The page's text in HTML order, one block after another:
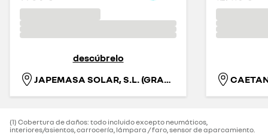
descúbrelo
JAPEMASA SOLAR, S.L. (GRANADA)
(1) Cobertura de daños: todo incluido excepto neumáticos,
interiores/asientos, carrocería, lámpara / faro, sensor de aparcamiento.‌